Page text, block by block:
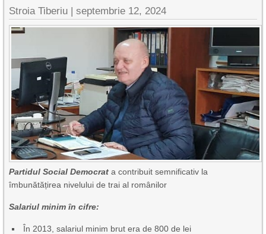
Stroia Tiberiu |septembrie 12, 2024
Partidul Social Democrat a contribuit semnificativ la
îmbunătățirea nivelului de trai al românilor
Salariul minim în cifre:
În 2013, salariul minim brut era de 800 de lei